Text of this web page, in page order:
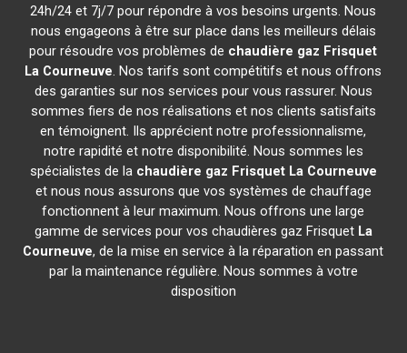
24h/24 et 7j/7 pour répondre à vos besoins urgents. Nous
nous engageons à être sur place dans les meilleurs délais
pour résoudre vos problèmes de chaudière gaz Frisquet
La Courneuve. Nos tarifs sont compétitifs et nous offrons
des garanties sur nos services pour vous rassurer. Nous
sommes fiers de nos réalisations et nos clients satisfaits
en témoignent. Ils apprécient notre professionnalisme,
notre rapidité et notre disponibilité. Nous sommes les
spécialistes de la chaudière gaz Frisquet La Courneuve
et nous nous assurons que vos systèmes de chauffage
fonctionnent à leur maximum. Nous offrons une large
gamme de services pour vos chaudières gaz Frisquet La
Courneuve, de la mise en service à la réparation en passant
par la maintenance régulière. Nous sommes à votre
disposition